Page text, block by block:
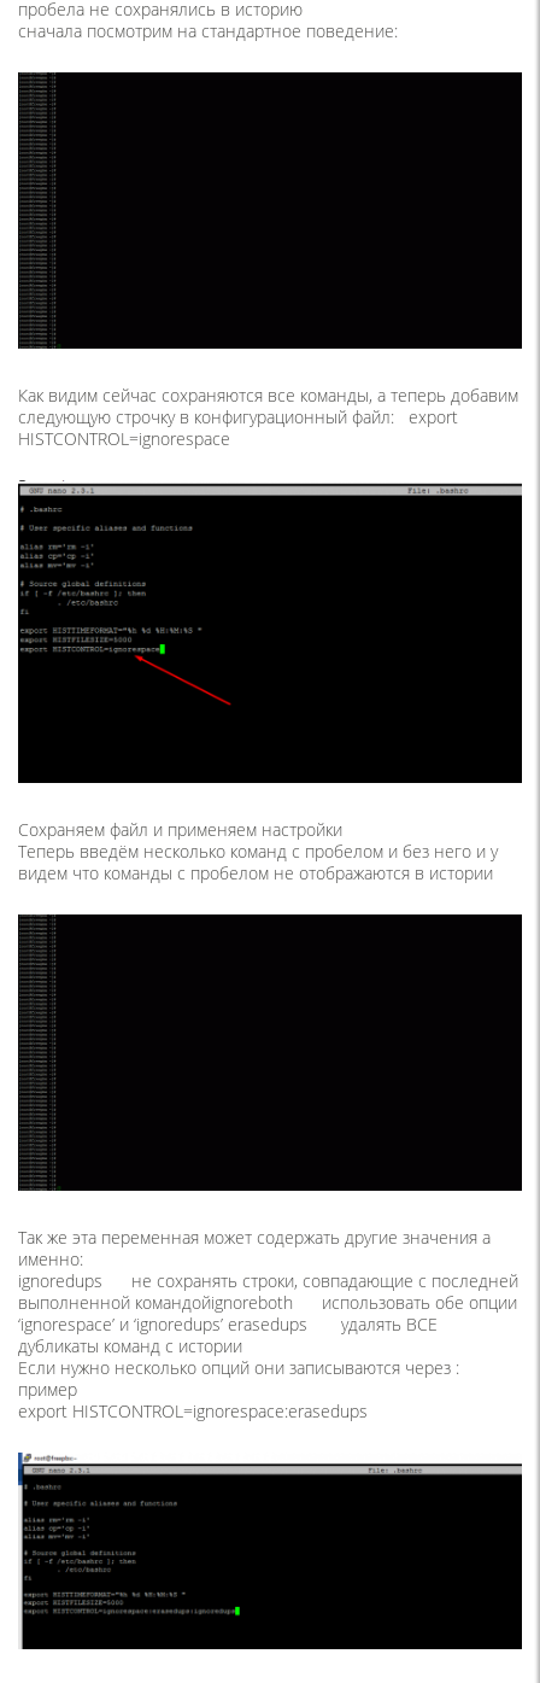
пробела не сохранялись в историю
сначала посмотрим на стандартное поведение:
Как видим сейчас сохраняются все команды, а теперь добавим
следующую строчку в конфигурационный файл: export
HISTCONTROL=ignorespace
Сохраняем файл и применяем настройки
Теперь введём несколько команд с пробелом и без него и у
видем что команды с пробелом не отображаются в истории
Так же эта переменная может содержать другие значения а
именно:
ignoredups не сохранять строки, совпадающие с последней
выполненной командойignoreboth использовать обе опции
‘ignorespace’ и ‘ignoredups’ erasedups удалять ВСЕ
дубликаты команд с истории
Если нужно несколько опций они записываются через :
пример
export HISTCONTROL=ignorespace:erasedups